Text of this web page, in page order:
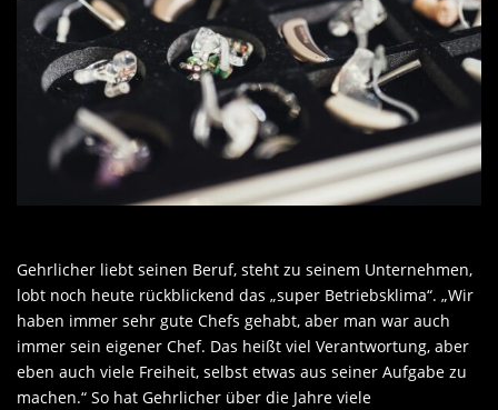
Gehrlicher liebt seinen Beruf, steht zu seinem Unternehmen,
lobt noch heute rückblickend das „super Betriebsklima“. „Wir
haben immer sehr gute Chefs gehabt, aber man war auch
immer sein eigener Chef. Das heißt viel Verantwortung, aber
eben auch viele Freiheit, selbst etwas aus seiner Aufgabe zu
machen.“ So hat Gehrlicher über die Jahre viele